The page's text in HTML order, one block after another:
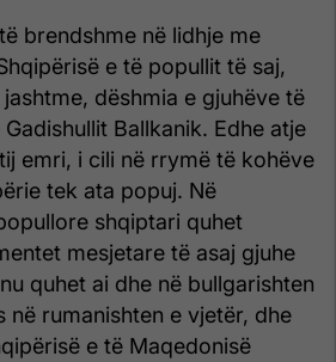
brendshme në lidhje me
e të popullit të saj,
dëshmia e gjuhëve të
Ballkanik. Edhe atje
emri, i cili në rrymë të kohëve
tek ata popuj. Në
shqiptari quhet
mesjetare të asaj gjuhe
quhet ai dhe në bullgarishten
në rumanishten e vjetër, dhe
e të Maqedonisë